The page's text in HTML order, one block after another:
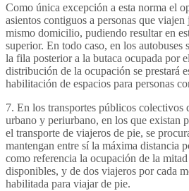
Como única excepción a esta norma el
asientos contiguos a personas que
mismo domicilio, pudiendo resultar en
superior. En todo caso, en los autobuses
la fila posterior a la butaca ocupada por
distribución de la ocupación se prestará
habilitación de espacios para personas
7. En los transportes públicos colectivos
urbano y periurbano, en los que existan
el transporte de viajeros de pie, se
mantengan entre sí la máxima distancia
como referencia la ocupación de la mitad
disponibles, y de dos viajeros por cada
habilitada para viajar de pie.